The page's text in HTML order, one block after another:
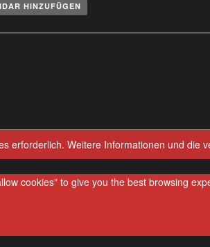
HINZUFÜGEN
erforderlich. Weitere Informationen und die
cookies" to give you the best browsing